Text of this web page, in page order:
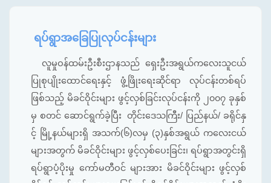
ရပ်ရွာအခြေပြုလုပ်ငန်းများ
လူမှုဝန်ထမ်းဦးစီးဌာနသည် ရှေးဦးအရွယ်ကလေးသူငယ်
ပြုစုပျိုးထောင်ရေးနှင့် ဖွံ့ဖြိုးရေးဆိုင်ရာ လုပ်ငန်းတစ်ရပ်
ဖြစ်သည့် မိခင်ဝိုင်းများ ဖွင့်လှစ်ခြင်းလုပ်ငန်းကို ၂၀၀၇ ခုနှစ်
မှ စတင် ဆောင်ရွက်ခဲ့ပြီး တိုင်းဒေသကြီး/ ပြည်နယ်/ ခရိုင်နှ
င့် မြို့နယ်များရှိ အသက်(၆)လမှ (၃)နှစ်အရွယ် ကလေးငယ်
များအတွက် မိခင်ဝိုင်းများ ဖွင့်လှစ်ပေးခြင်း၊ ရပ်ရွာအတွင်းရှိ
ရပ်ရွာပံ့ပိုးမှု ကော်မတီဝင် များအား မိခင်ဝိုင်းများ ဖွင့်လှစ်